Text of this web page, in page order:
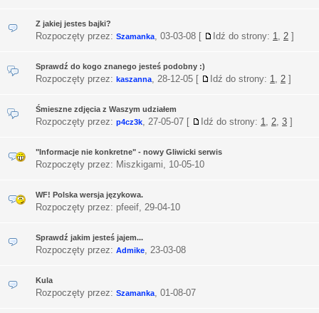
Z jakiej jestes bajki?
Rozpoczęty przez: Szamanka, 03-03-08 [ Idź do strony: 1, 2 ]
Sprawdź do kogo znanego jesteś podobny :)
Rozpoczęty przez: kaszanna, 28-12-05 [ Idź do strony: 1, 2 ]
Śmieszne zdjęcia z Waszym udziałem
Rozpoczęty przez: p4cz3k, 27-05-07 [ Idź do strony: 1, 2, 3 ]
"Informacje nie konkretne" - nowy Gliwicki serwis
Rozpoczęty przez: Miszkigami, 10-05-10
WF! Polska wersja językowa.
Rozpoczęty przez: pfeeif, 29-04-10
Sprawdź jakim jesteś jajem...
Rozpoczęty przez: Admike, 23-03-08
Kula
Rozpoczęty przez: Szamanka, 01-08-07